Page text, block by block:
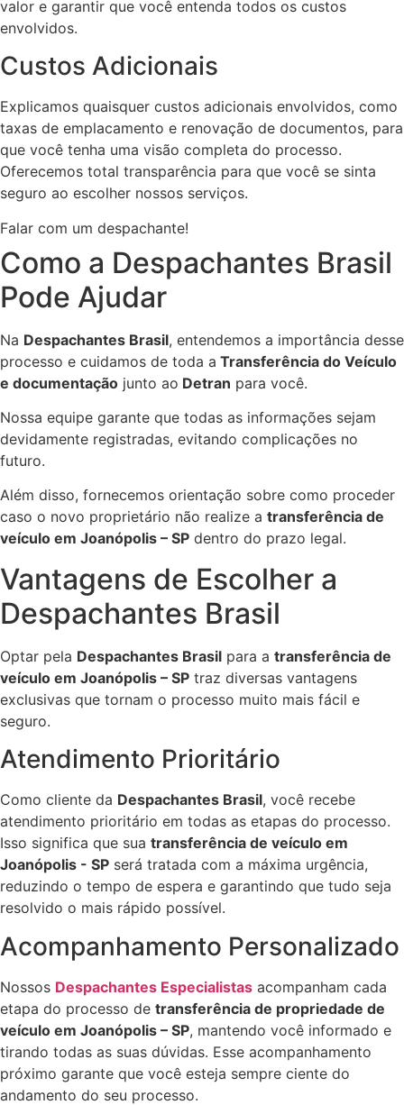
valor e garantir que você entenda todos os custos
envolvidos.
Custos Adicionais
Explicamos quaisquer custos adicionais envolvidos, como
taxas de emplacamento e renovação de documentos, para
que você tenha uma visão completa do processo.
Oferecemos total transparência para que você se sinta
seguro ao escolher nossos serviços.
Falar com um despachante!
Como a Despachantes Brasil
Pode Ajudar
Na Despachantes Brasil, entendemos a importância desse
processo e cuidamos de toda a Transferência do Veículo
e documentação junto ao Detran para você.
Nossa equipe garante que todas as informações sejam
devidamente registradas, evitando complicações no
futuro.
Além disso, fornecemos orientação sobre como proceder
caso o novo proprietário não realize a transferência de
veículo em Joanópolis – SP dentro do prazo legal.
Vantagens de Escolher a
Despachantes Brasil
Optar pela Despachantes Brasil para a transferência de
veículo em Joanópolis – SP traz diversas vantagens
exclusivas que tornam o processo muito mais fácil e
seguro.
Atendimento Prioritário
Como cliente da Despachantes Brasil, você recebe
atendimento prioritário em todas as etapas do processo.
Isso significa que sua transferência de veículo em
Joanópolis - SP será tratada com a máxima urgência,
reduzindo o tempo de espera e garantindo que tudo seja
resolvido o mais rápido possível.
Acompanhamento Personalizado
Nossos Despachantes Especialistas acompanham cada
etapa do processo de transferência de propriedade de
veículo em Joanópolis – SP, mantendo você informado e
tirando todas as suas dúvidas. Esse acompanhamento
próximo garante que você esteja sempre ciente do
andamento do seu processo.